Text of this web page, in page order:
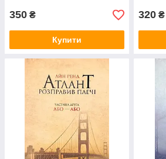
350 ₴
Купити
320 ₴